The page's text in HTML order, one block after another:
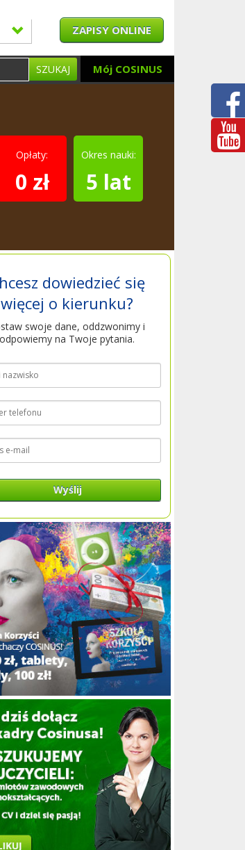
ZAPISY ONLINE
Mój COSINUS
SZUKAJ
Opłaty:
0 zł
Okres nauki:
5 lat
dowiedzieć się
więcej o kierunku?
swoje dane, oddzwonimy i
odpowiemy na Twoje pytania.
Wyślij